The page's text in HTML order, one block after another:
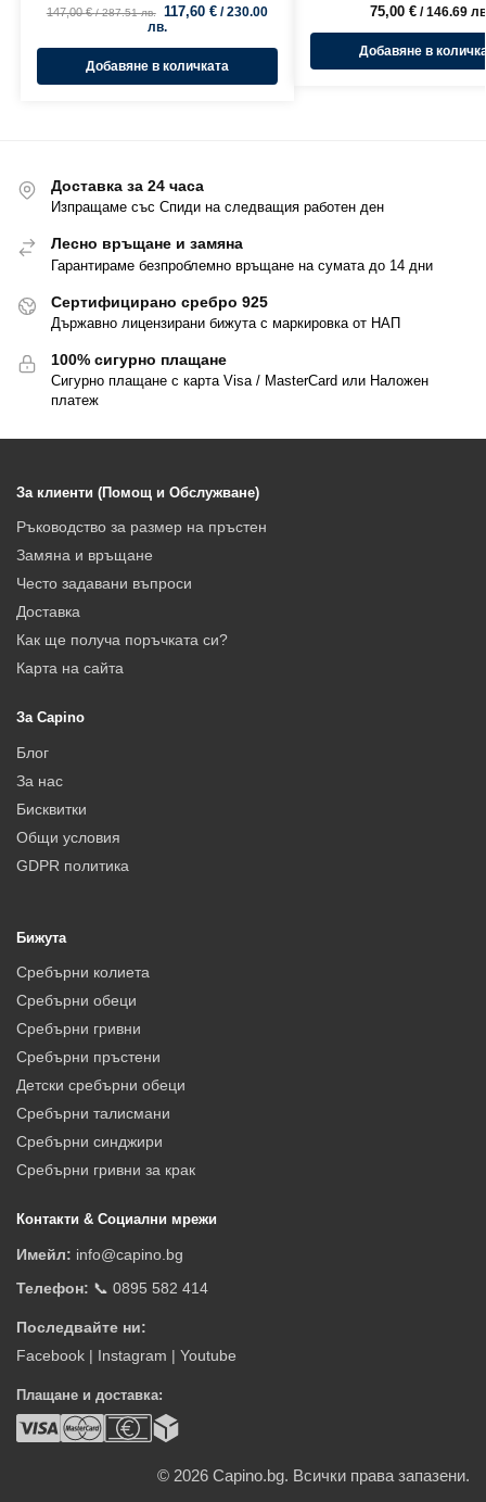
147,00€ / 287.51 лв. 117,60 € / 230.00
лв.
Добавяне в количката
75,00€ / 146.69
Добавяне в
Доставка за 24 часа
Изпращаме със Спиди на следващия работен ден
Лесно връщане и замяна
Гарантираме безпроблемно връщане на сумата до 14 дни
Сертифицирано сребро 925
Държавно лицензирани бижута с маркировка от НАП
100% сигурно плащане
Сигурно плащане с карта Visa / MasterCard или Наложен
платеж
За клиенти (Помощ и Обслужване)
Ръководство за размер на пръстен
Замяна и връщане
Често задавани въпроси
Доставка
Как ще получа поръчката си?
Карта на сайта
За Capino
Блог
За нас
Бисквитки
Общи условия
GDPR политика
Бижута
Сребърни колиета
Сребърни обеци
Сребърни гривни
Сребърни пръстени
Детски сребърни обеци
Сребърни талисмани
Сребърни синджири
Сребърни гривни за крак
Контакти & Социални мрежи
Имейл: info@capino.bg
Телефон: 📞 0895 582 414
Последвайте ни:
Facebook | Instagram | Youtube
Плащане и доставка:
© 2026 Capino.bg. Всички права запазени.